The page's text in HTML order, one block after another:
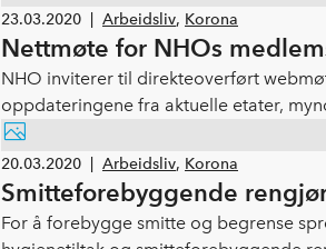
23.03.2020 Arbeidsliv, Korona
Nettmøte for NHOs
NHO inviterer til direkteoverført
oppdateringene fra aktuelle etater,
mange bedrifter lurer på, blant annet
20.03.2020 Arbeidsliv, Korona
Smitteforebyggende
For å forebygge smitte og begrense